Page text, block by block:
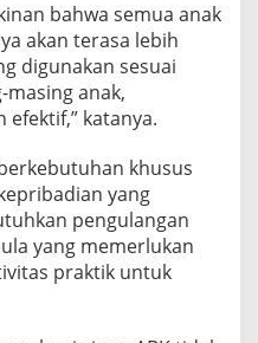
bahwa semua anak
akan terasa lebih
digunakan sesuai
anak,
katanya.
khusus
yang
pengulangan
yang memerlukan
praktik untuk